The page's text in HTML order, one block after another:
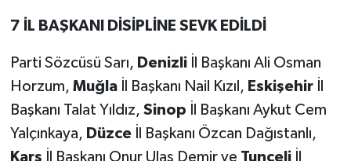
7 İL BAŞKANI DİSİPLİNE SEVK EDİLDİ
Parti Sözcüsü Sarı, Denizli
İl Başkanı Ali Osman
Horzum, Muğla İl Başkanı Nail Kızıl, Eskişehir
Başkanı Talat Yıldız, Sinop
İl Başkanı Aykut Cem
Yalçınkaya, Düzce
İl Başkanı Özcan Dağıstanlı,
Kars
İl Başkanı Onur Ulaş Demir ve Tunceli